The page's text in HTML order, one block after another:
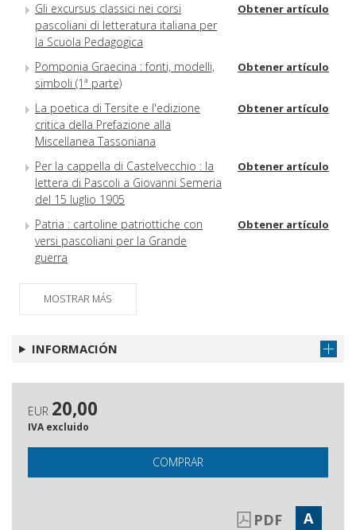
Gli excursus classici nei corsi
pascoliani di letteratura italiana per
la Scuola Pedagogica
Obtener artículo
Pomponia Graecina : fonti, modelli,
simboli (1ª parte)
Obtener artículo
La poetica di Tersite e l'edizione
critica della Prefazione alla
Miscellanea Tassoniana
Obtener artículo
Per la cappella di Castelvecchio : la
lettera di Pascoli a Giovanni Semeria
del 15 luglio 1905
Obtener artículo
Patria : cartoline patriottiche con
versi pascoliani per la Grande
guerra
Obtener artículo
MOSTRAR MÁS
INFORMACIÓN
EUR 20,00
IVA excluido
COMPRAR
PDF A